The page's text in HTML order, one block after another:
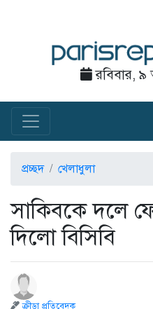
রবিবার,
প্রচ্ছদ খেলাধুলা
সাকিবকে দলে
দিলো বিসিবি
ক্রীড়া প্রতিবেদক